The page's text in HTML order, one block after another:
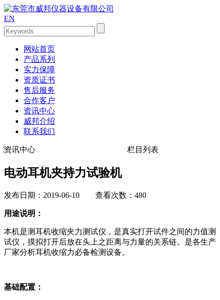
EN
网站首页
产品系列
实力保障
资质证书
售后服务
合作客户
资讯中心
威邦介绍
联系我们
资讯中心 栏目列表
电动耳机夹持力试验机
发布日期：2019-06-10 查看次数：480
用途说明：
本机是测耳机收缩夹力测试仪，是真实打开试件之间的力值测
试仪，摸拟打开后放在头上之距离与力量的关系链。是各生产
厂家分析耳机收缩力必备检测设备。
基础配置：